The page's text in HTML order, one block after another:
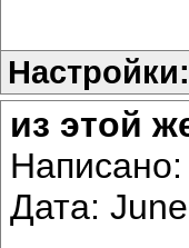
Настройки:
из этой
Написано:
Дата: